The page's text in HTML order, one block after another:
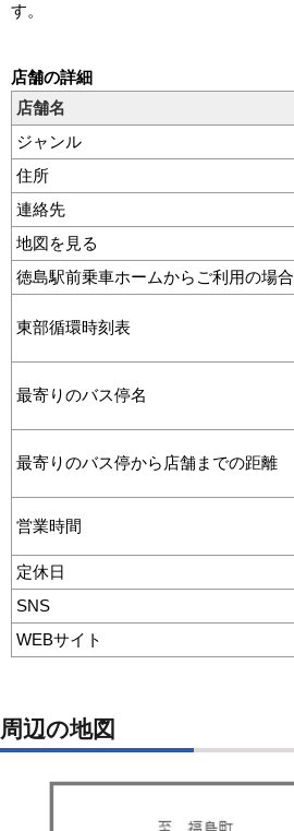
す。
店舗の詳細
店舗名
ジャンル
住所
連絡先
地図を見る
徳島駅前乗車ホームからご利用の場合
東部循環時刻表
最寄りのバス停名
最寄りのバス停から店舗までの距離
営業時間
定休日
SNS
WEBサイト
周辺の地図